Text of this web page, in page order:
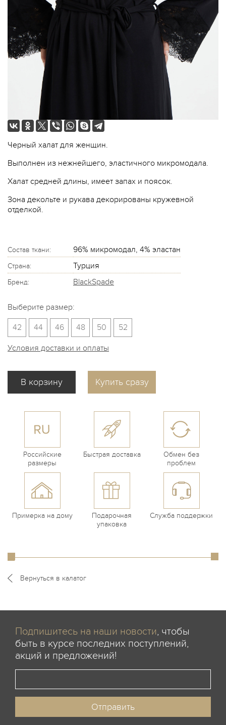
Черный халат для женщин.
Выполнен из нежнейшего, эластичного микромодала.
Халат средней длины, имеет запах и поясок.
Зона декольте и рукава декорированы кружевной
отделкой.
Состав ткани: 96% микромодал, 4% эластан
Страна: Турция
Бренд: BlackSpade
Выберите размер:
42
44 46 48 50 52
Условия доставки и оплаты
Купить сразу
Российские
размеры
Быстрая доставка
Обмен без
проблем
Примерка на дому
Подарочная
упаковка
Служба поддержки
Вернуться в калатог
Подпишитесь на наши новости, чтобы
быть в курсе последних поступлений,
акций и предложений!